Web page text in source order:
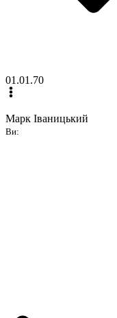
01.01.70
Марк Іваницький
Ви: